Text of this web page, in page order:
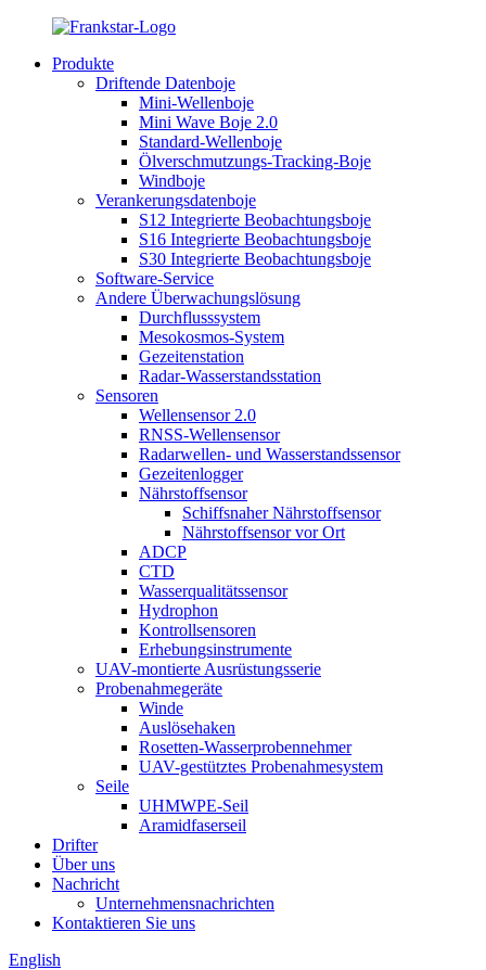
Produkte
Driftende Datenboje
Mini-Wellenboje
Mini Wave Boje 2.0
Standard-Wellenboje
Ölverschmutzungs-Tracking-Boje
Windboje
Verankerungsdatenboje
S12 Integrierte Beobachtungsboje
S16 Integrierte Beobachtungsboje
S30 Integrierte Beobachtungsboje
Software-Service
Andere Überwachungslösung
Durchflusssystem
Mesokosmos-System
Gezeitenstation
Radar-Wasserstandsstation
Sensoren
Wellensensor 2.0
RNSS-Wellensensor
Radarwellen- und Wasserstandssensor
Gezeitenlogger
Nährstoffsensor
Schiffsnaher Nährstoffsensor
Nährstoffsensor vor Ort
ADCP
CTD
Wasserqualitätssensor
Hydrophon
Kontrollsensoren
Erhebungsinstrumente
UAV-montierte Ausrüstungsserie
Probenahmegeräte
Winde
Auslösehaken
Rosetten-Wasserprobennehmer
UAV-gestütztes Probenahmesystem
Seile
UHMWPE-Seil
Aramidfaserseil
Drifter
Über uns
Nachricht
Unternehmensnachrichten
Kontaktieren Sie uns
English